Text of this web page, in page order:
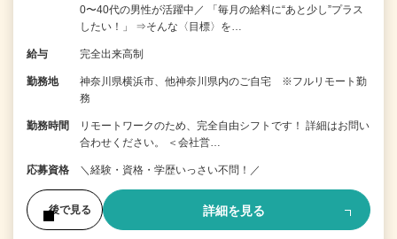
0〜40代の男性が活躍中／ 「毎月の給料に“あと少し”プラス
したい！」 ⇒そんな〈目標〉を…
給与 完全出来高制
勤務地
神奈川県横浜市、他神奈川県内のご自宅 ※フルリモート勤
務
勤務時間
リモートワークのため、完全自由シフトです！ 詳細はお問い
合わせください。 ＜会社営…
応募資格 ＼経験・資格・学歴いっさい不問！／
後で見る 詳細を見る